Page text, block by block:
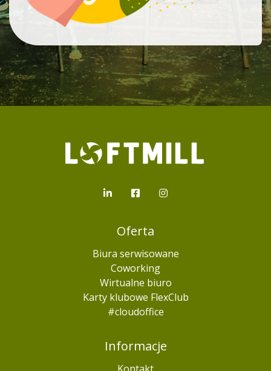
Oferta
Biura serwisowane
Coworking
Wirtualne biuro
Karty klubowe FlexClub
#cloudoffice
Informacje
Loftmill.com
LinkedInFacebook